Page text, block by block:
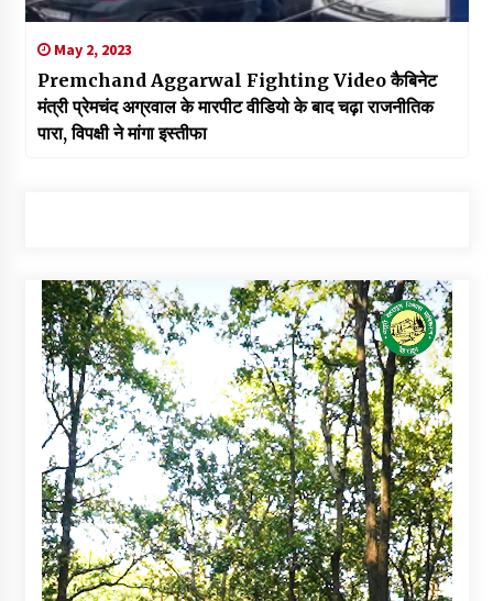
May 2, 2023
Premchand Aggarwal Fighting Video कैबिनेट
मंत्री प्रेमचंद अग्रवाल के मारपीट वीडियो के बाद चढ़ा राजनीतिक
पारा, विपक्षी ने मांगा इस्तीफा